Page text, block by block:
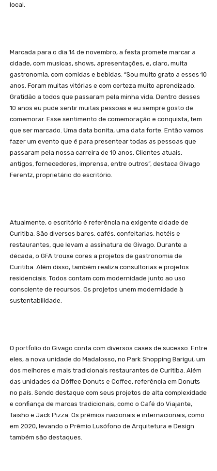
local.
Marcada para o dia 14 de novembro, a festa promete marcar a
cidade, com musicas, shows, apresentações, e, claro, muita
gastronomia, com comidas e bebidas. “Sou muito grato a esses 10
anos. Foram muitas vitórias e com certeza muito aprendizado.
Gratidão a todos que passaram pela minha vida. Dentro desses
10 anos eu pude sentir muitas pessoas e eu sempre gosto de
comemorar. Esse sentimento de comemoração e conquista, tem
que ser marcado. Uma data bonita, uma data forte. Então vamos
fazer um evento que é para presentear todas as pessoas que
passaram pela nossa carreira de 10 anos. Clientes atuais,
antigos, fornecedores, imprensa, entre outros”, destaca Givago
Ferentz, proprietário do escritório.
Atualmente, o escritório é referência na exigente cidade de
Curitiba. São diversos bares, cafés, confeitarias, hotéis e
restaurantes, que levam a assinatura de Givago. Durante a
década, o GFA trouxe cores a projetos de gastronomia de
Curitiba. Além disso, também realiza consultorias e projetos
residenciais. Todos contam com modernidade junto ao uso
consciente de recursos. Os projetos unem modernidade à
sustentabilidade.
O portfolio do Givago conta com diversos cases de sucesso. Entre
eles, a nova unidade do Madalosso, no Park Shopping Barigui, um
dos melhores e mais tradicionais restaurantes de Curitiba. Além
das unidades da Dóffee Donuts e Coffee, referência em Donuts
no país. Sendo destaque com seus projetos de alta complexidade
e confiança de marcas tradicionais, como o Café do Viajante,
Taisho e Jack Pizza. Os prêmios nacionais e internacionais, como
em 2020, levando o Prêmio Lusófono de Arquitetura e Design
também são destaques.